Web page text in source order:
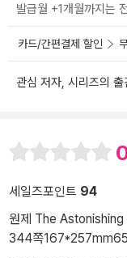
발급월 +1개월까지는
카드/간편결제 할인
관심 저자, 시리즈의
세일즈포인트 94
원제 The
344쪽167*257mm